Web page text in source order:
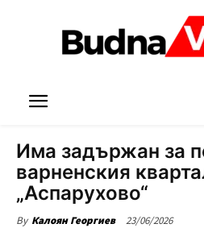
Има задържан за
варненския
„Аспарухово“
By Калоян Георгиев 23/06/2026